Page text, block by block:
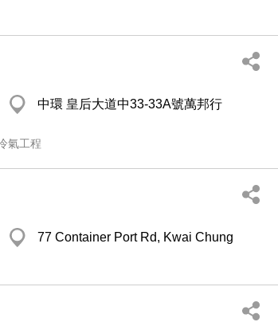
中環 皇后大道中33-33A號萬邦行
氣工程
77 Container Port Rd, Kwai Chung